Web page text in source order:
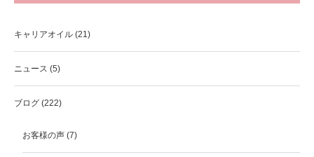
キャリアオイル (21)
ニュース (5)
ブログ (222)
お客様の声 (7)